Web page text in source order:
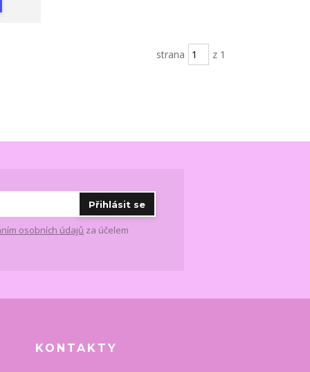
strana z 1
Přihlásit se
osobních údajů za účelem
KONTAKTY